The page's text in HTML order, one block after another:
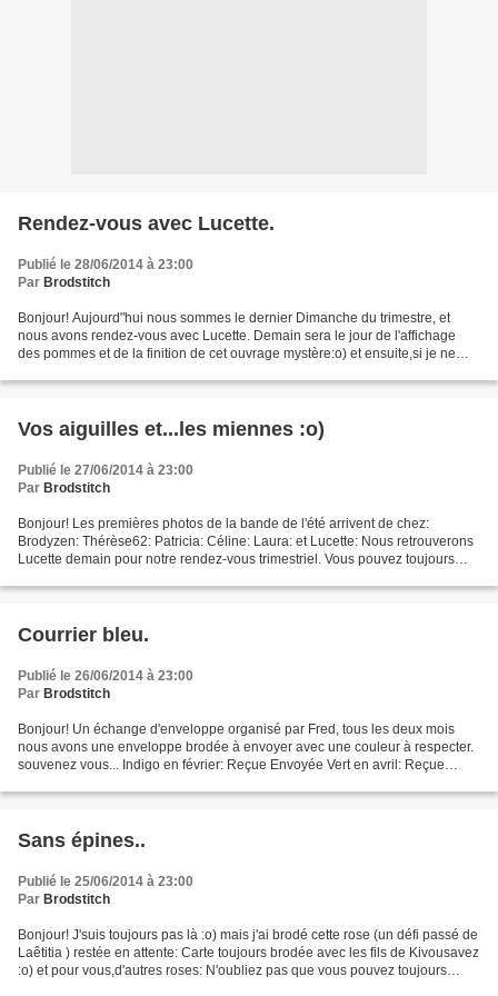
Rendez-vous avec Lucette.
Publié le 28/06/2014 à 23:00
Par Brodstitch
Bonjour! Aujourd"hui nous sommes le dernier Dimanche du trimestre, et
nous avons rendez-vous avec Lucette. Demain sera le jour de l'affichage
des pommes et de la finition de cet ouvrage mystère:o) et ensuite,si je ne
Vos aiguilles et...les miennes :o)
Publié le 27/06/2014 à 23:00
Par Brodstitch
Bonjour! Les premières photos de la bande de l'été arrivent de chez:
Brodyzen: Thérèse62: Patricia: Céline: Laura: et Lucette: Nous retrouverons
Lucette demain pour notre rendez-vous trimestriel. Vous pouvez toujours
Courrier bleu.
Publié le 26/06/2014 à 23:00
Par Brodstitch
Bonjour! Un échange d'enveloppe organisé par Fred, tous les deux mois
nous avons une enveloppe brodée à envoyer avec une couleur à respecter.
souvenez vous... Indigo en février: Reçue Envoyée Vert en avril: Reçue
Sans épines..
Publié le 25/06/2014 à 23:00
Par Brodstitch
Bonjour! J'suis toujours pas là :o) mais j'ai brodé cette rose (un défi passé de
Laêtitia ) restée en attente: Carte toujours brodée avec les fils de Kivousavez
:o) et pour vous,d'autres roses: N'oubliez pas que vous pouvez toujours